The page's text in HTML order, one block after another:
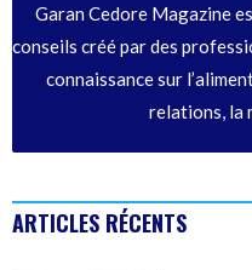
Garan Cedore Magazine
conseils créé par des
connaissance sur
relations, la
ARTICLES RÉCENTS